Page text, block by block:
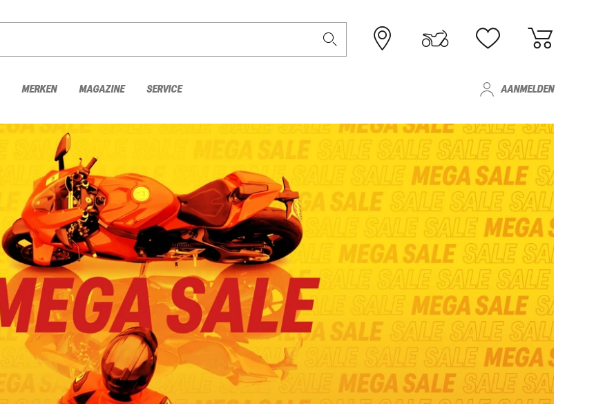
MERKEN MAGAZINE SERVICE AANMELDEN